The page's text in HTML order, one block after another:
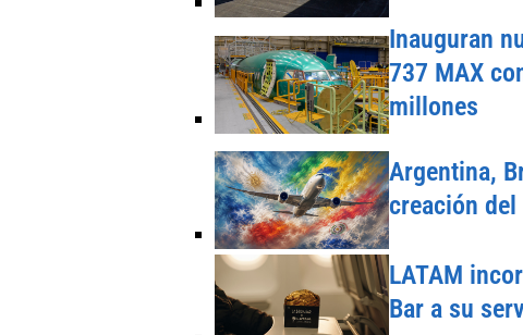
Inauguran
737 MAX
millones
Argentina,
creación del
LATAM
Bar a su